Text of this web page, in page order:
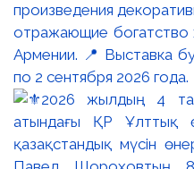
произведения
отражающие богатство
Армении. 📍 Выставка
по 2 сентября 2026 года.